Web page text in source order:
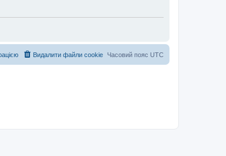
Часовий пояс UTC
Видалити файли cookie